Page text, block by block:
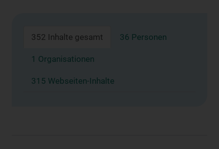
352 Inhalte gesamt 36 Personen
1 Organisationen
315 Webseiten-Inhalte